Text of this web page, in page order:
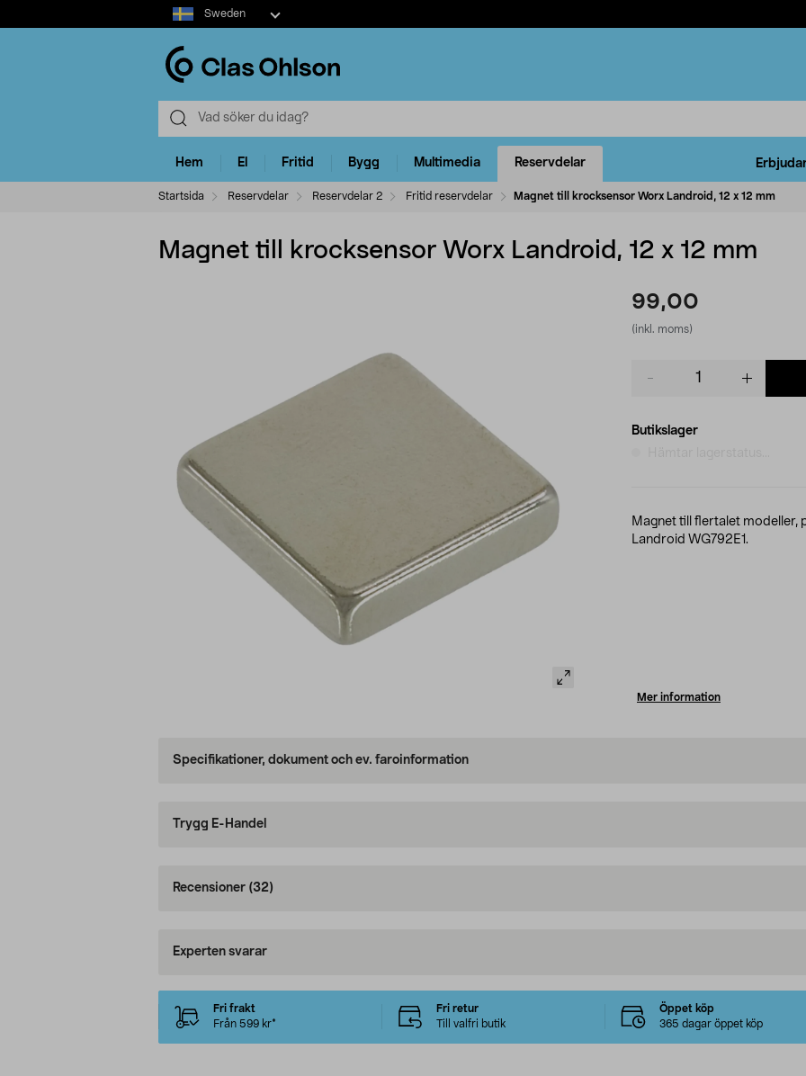
Select
market
Sweden
Hem El Fritid Bygg Multimedia Reservdelar
Startsida Reservdelar Reservdelar 2 Fritid reservdelar Magnet till krocksensor Worx Landroid, 12 x 12 mm
Magnet till krocksensor Worx Landroid, 12 x 12 mm
99,00
(inkl. moms)
Butikslager
Magnet till flertalet modeller,
Landroid WG792E1.
Mer information
Specifikationer, dokument och ev. faroinformation
Trygg E-Handel
Recensioner (32)
Experten svarar
Fri frakt
Från 599 kr*
Fri retur
Till valfri butik
Öppet köp
365 dagar öppet köp